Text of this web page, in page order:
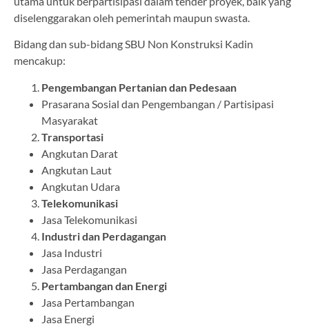
diselenggarakan oleh pemerintah maupun swasta.
Bidang dan sub-bidang SBU Non Konstruksi Kadin
mencakup:
Pengembangan Pertanian dan Pedesaan
Prasarana Sosial dan Pengembangan / Partisipasi
Masyarakat
Transportasi
Angkutan Darat
Angkutan Laut
Angkutan Udara
Telekomunikasi
Jasa Telekomunikasi
Industri dan Perdagangan
Jasa Industri
Jasa Perdagangan
Pertambangan dan Energi
Jasa Pertambangan
Jasa Energi